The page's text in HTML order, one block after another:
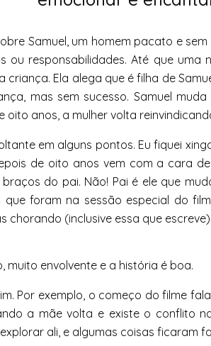
Samuel, um homem pacato e
ou responsabilidades. Até que uma
criança. Ela alega que é filha de
mas sem sucesso. Samuel
oito anos, a mulher volta
em alguns pontos. Eu fiquei
de oito anos vem com a cara
do pai. Não! Pai é ele que
que foram na sessão especial do
chorando (inclusive essa que
muito envolvente e a história é boa.
Por exemplo, o começo do filme
a mãe volta e existe o conflito
ali, e algumas coisas ficaram